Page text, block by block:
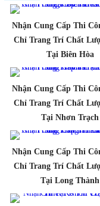
Nhận Cung Cấp Thi
Chỉ Trang Trí Chất
Tại Biên Hòa
Nhận Cung Cấp Thi
Chỉ Trang Trí Chất
Tại Nhơn Trạch
Nhận Cung Cấp Thi
Chỉ Trang Trí Chất
Tại Long Thành